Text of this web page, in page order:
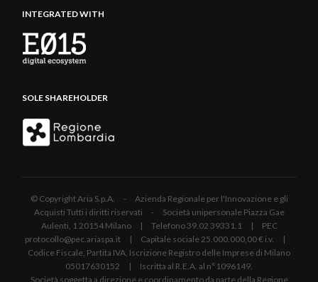
INTEGRATED WITH
SOLE SHAREHOLDER
© Copyright Aria S.p.A. - Azienda Regionale per l'Innovazione e gli
Acquisti Tutti i diritti riservati - Società unipersonale Piazza Gae
Aulenti, 1 20154 Milano | Telefono 39.02 39331.1 | PEC
protocollo@pec.ariaspa.it | Capitale sociale 25.000.000,00 € i.v. |
Codice Fiscale, Partita IVA, Iscrizione Registro delle Imprese di Milano
05017630152 | Iscritta al R.E.A. al n°1096149.
Società soggetta a direzione e coordinamento da parte della Regione